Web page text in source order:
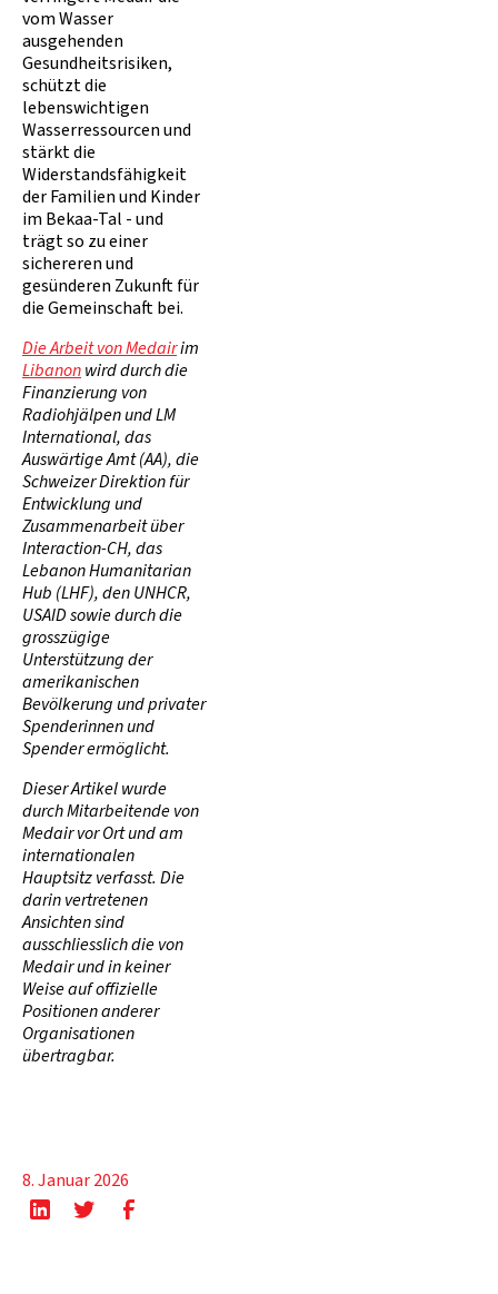
vom Wasser
ausgehenden
Gesundheitsrisiken,
schützt die
lebenswichtigen
Wasserressourcen und
stärkt die
Widerstandsfähigkeit
der Familien und Kinder
im Bekaa-Tal - und
trägt so zu einer
sichereren und
gesünderen Zukunft für
die Gemeinschaft bei.
Die Arbeit von Medairim
Libanonwird durch die
Finanzierung von
Radiohjälpen und LM
International, das
Auswärtige Amt (AA), die
Schweizer Direktion für
Entwicklung und
Zusammenarbeit über
Interaction-CH, das
Lebanon Humanitarian
Hub (LHF), den UNHCR,
USAID sowie durch die
grosszügige
Unterstützung der
amerikanischen
Bevölkerung und privater
Spenderinnen und
Spender ermöglicht.
Dieser Artikel wurde
durch Mitarbeitende von
Medair vor Ort und am
internationalen
Hauptsitz verfasst. Die
darin vertretenen
Ansichten sind
ausschliesslich die von
Medair und in keiner
Weise auf offizielle
Positionen anderer
Organisationen
übertragbar.
8. Januar 2026